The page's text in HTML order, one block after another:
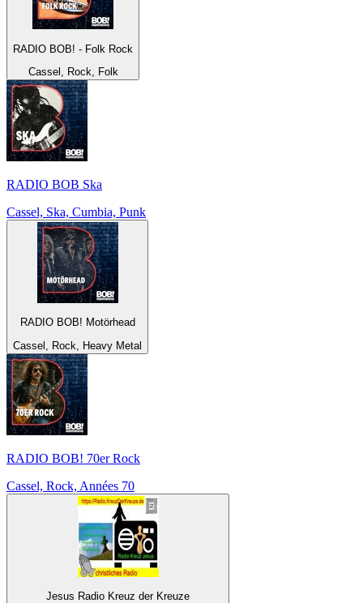
RADIO BOB! - Folk Rock
Cassel, Rock, Folk
RADIO BOB Ska
Cassel, Ska, Cumbia, Punk
RADIO BOB! Motörhead
Cassel, Rock, Heavy Metal
RADIO BOB! 70er Rock
Cassel, Rock, Années 70
Jesus Radio Kreuz der Kreuze